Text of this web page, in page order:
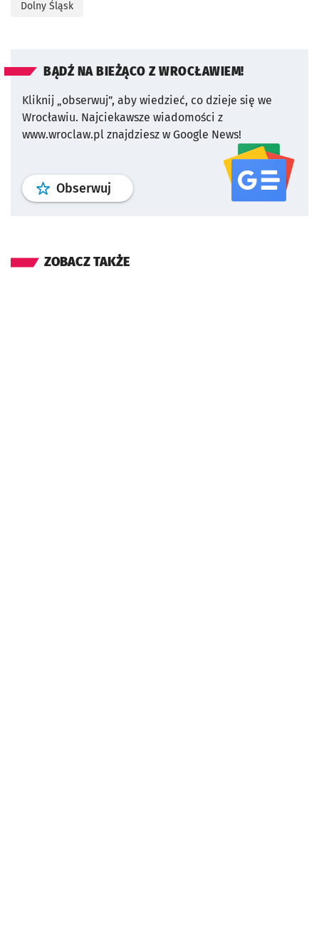
Dolny Śląsk
BĄDŹ NA BIEŻĄCO Z WROCŁAWIEM!
Kliknij „obserwuj”, aby wiedzieć, co dzieje się we
Wrocławiu. Najciekawsze wiadomości z
www.wroclaw.pl znajdziesz w Google News!
Obserwuj profil serwisu
ZOBACZ TAKŻE